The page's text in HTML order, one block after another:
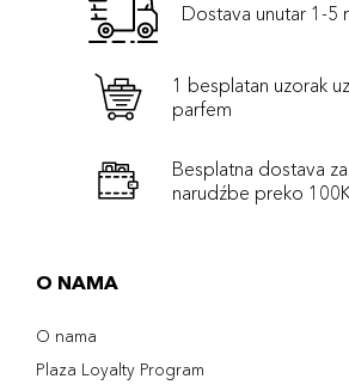
Dostava unutar 1-5
1 besplatan uzorak
parfem
Besplatna dostava
narudźbe preko
O NAMA
O nama
Plaza Loyalty Program